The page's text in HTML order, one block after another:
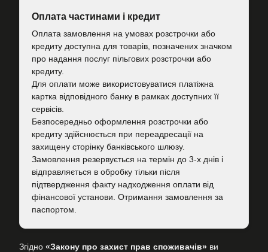
Оплата частинами і кредит
Оплата замовлення на умовах розстрочки або
кредиту доступна для товарів, позначених значком
про надання послуг пільгових розстрочки або
кредиту.
Для оплати може використовуватися платіжна
картка відповідного банку в рамках доступних її
сервісів.
Безпосередньо оформлення розстрочки або
кредиту здійснюється при переадресації на
захищену сторінку банківського шлюзу.
Замовлення резервується на термін до 3-х днів і
відправляється в обробку тільки після
підтвердження факту надходження оплати від
фінансової установи. Отримання замовлення за
паспортом.
Згідно «Закону про захист прав споживачів» ви